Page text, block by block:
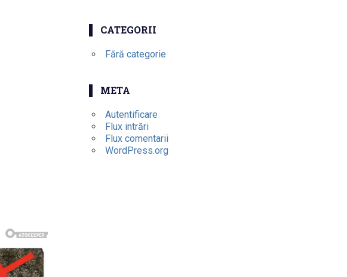
CATEGORII
Fără categorie
META
Autentificare
Flux intrări
Flux comentarii
WordPress.org